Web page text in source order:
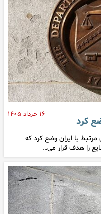
۱۶ خرداد ۱۴۰۵
کرد
با ایران وضع کرد که
را هدف قرار می…